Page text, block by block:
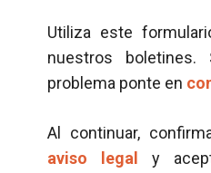
Utiliza este
nuestros boletines.
problema ponte en
Al continuar,
aviso legal
y